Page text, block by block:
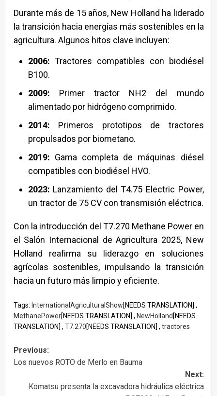
Durante más de 15 años, New Holland ha liderado
la transición hacia energías más sostenibles en la
agricultura. Algunos hitos clave incluyen:
2006: Tractores compatibles con biodiésel
B100.
2009: Primer tractor NH2 del mundo
alimentado por hidrógeno comprimido.
2014: Primeros prototipos de tractores
propulsados por biometano.
2019: Gama completa de máquinas diésel
compatibles con biodiésel HVO.
2023: Lanzamiento del T4.75 Electric Power,
un tractor de 75 CV con transmisión eléctrica.
Con la introducción del T7.270 Methane Power en
el Salón Internacional de Agricultura 2025, New
Holland reafirma su liderazgo en soluciones
agrícolas sostenibles, impulsando la transición
hacia un futuro más limpio y eficiente.
Tags: InternationalAgriculturalShow[NEEDS TRANSLATION] ,
MethanePower[NEEDS TRANSLATION] , NewHolland [NEEDS
TRANSLATION] , T7.270[NEEDS TRANSLATION] , tractores
Post
Previous:
Los nuevos ROTO de Merlo en Bauma
Next:
Komatsu presenta la excavadora hidráulica eléctrica